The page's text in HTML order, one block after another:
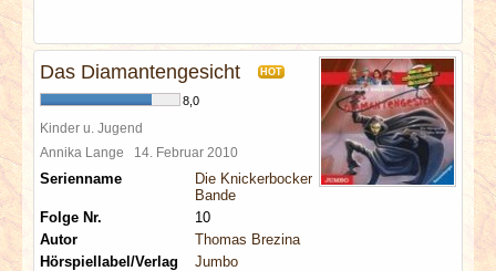
Das Diamantengesicht HOT
8,0
Kinder u. Jugend
Annika Lange 14. Februar 2010
Serienname
Die Knickerbocker
Bande
Folge Nr.
10
Autor
Thomas Brezina
Hörspiellabel/Verlag
Jumbo